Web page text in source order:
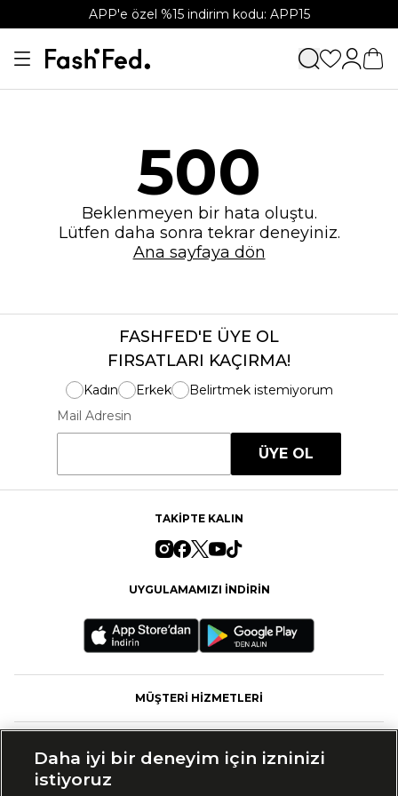
APP'e özel %15 indirim kodu: APP15
500
Beklenmeyen bir hata oluştu.
Lütfen daha sonra tekrar deneyiniz.
Ana sayfaya dön
FASHFED'E ÜYE OL
FIRSATLARI KAÇIRMA!
Kadın Erkek
Belirtmek istemiyorum
Mail Adresin
ÜYE OL
TAKİPTE KALIN
UYGULAMAMIZI İNDİRİN
MÜŞTERİ HİZMETLERİ
Daha iyi bir deneyim için izninizi
istiyoruz